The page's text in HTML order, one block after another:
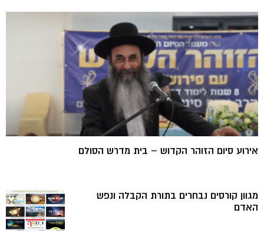
אירוע סיום הזוהר הקדוש – בית מדרש הסולם
מגוון קורסים נבחרים בתורת הקבלה ונפש
האדם